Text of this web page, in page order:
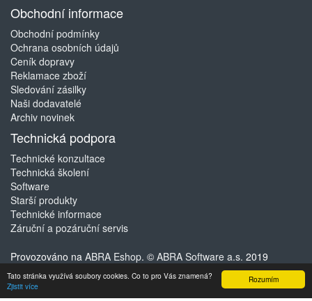
Rozumím
Tato stránka využívá soubory cookies. Co to pro Vás znamená?
Zjistit více
Obchodní informace
Obchodní podmínky
Ochrana osobních údajů
Ceník dopravy
Reklamace zboží
Sledování zásilky
Naši dodavatelé
Archiv novinek
Technická podpora
Technické konzultace
Technická školení
Software
Starší produkty
Technické informace
Záruční a pozáruční servis
Provozováno na ABRA Eshop. © ABRA Software a.s. 2019